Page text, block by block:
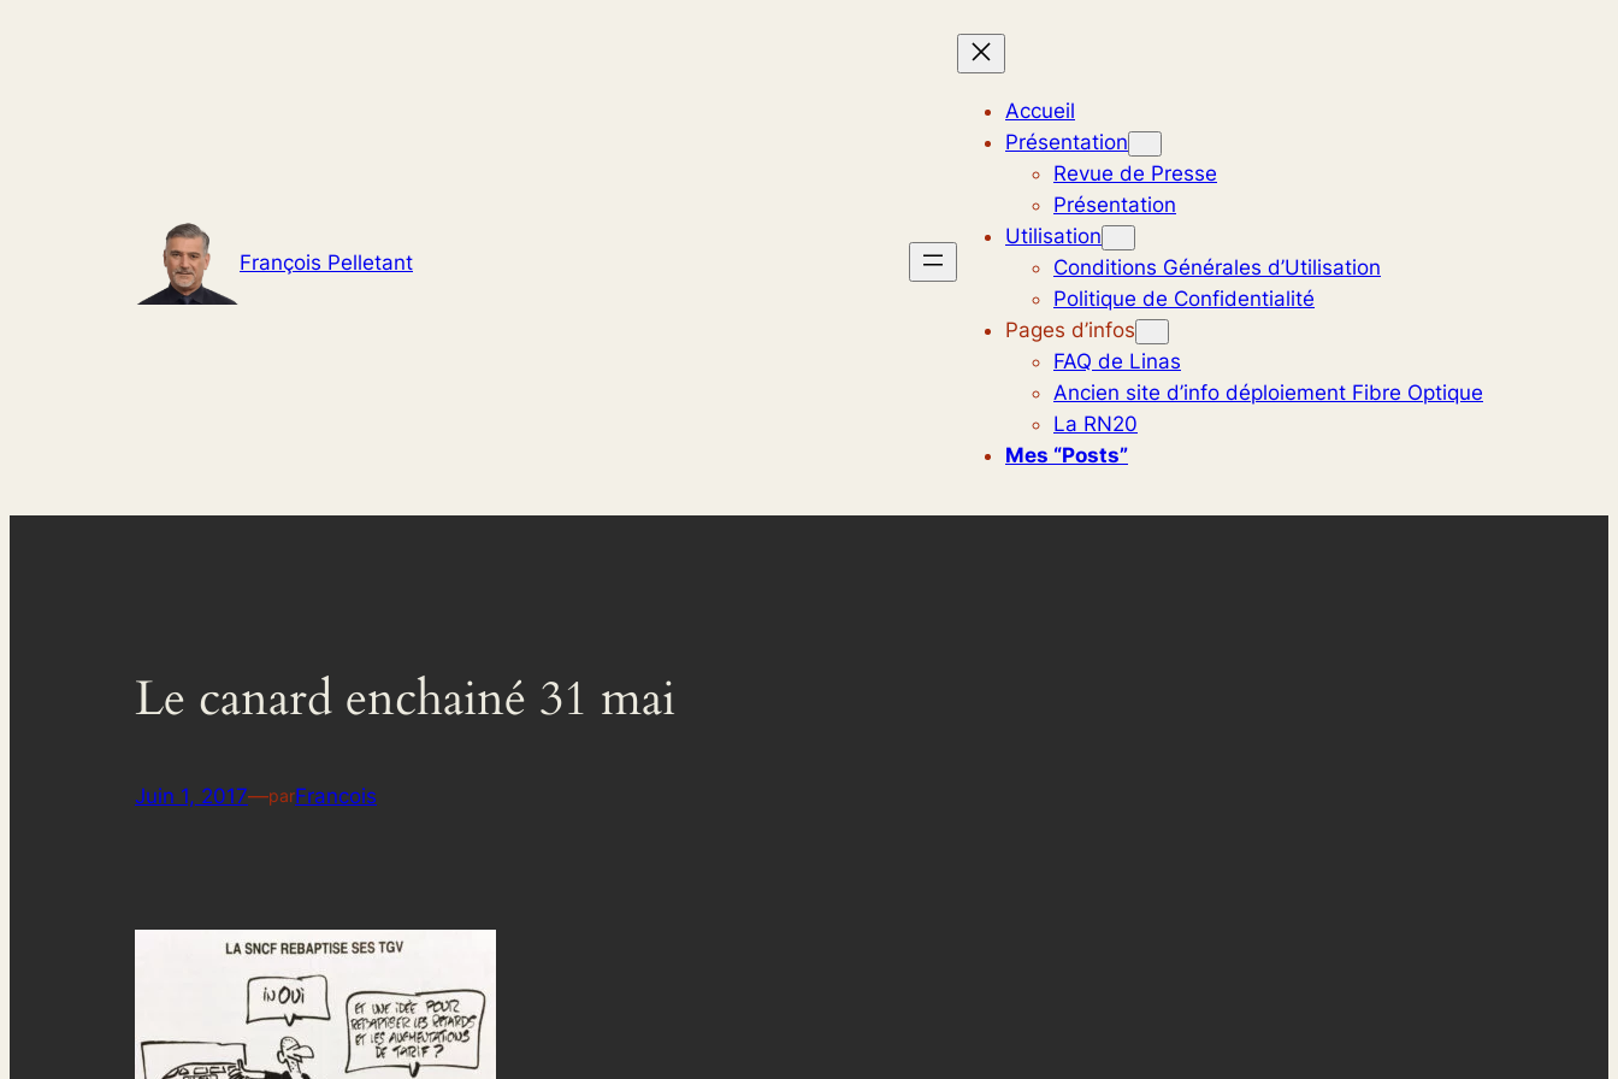
François Pelletant
Accueil
Présentation
Revue de Presse
Présentation
Utilisation
Conditions Générales d’Utilisation
Politique de Confidentialité
Pages d’infos
FAQ de Linas
Ancien site d’info déploiement Fibre Optique
La RN20
Mes “posts”
Le canard enchainé 31 mai
Juin 1, 2017—parFrancois